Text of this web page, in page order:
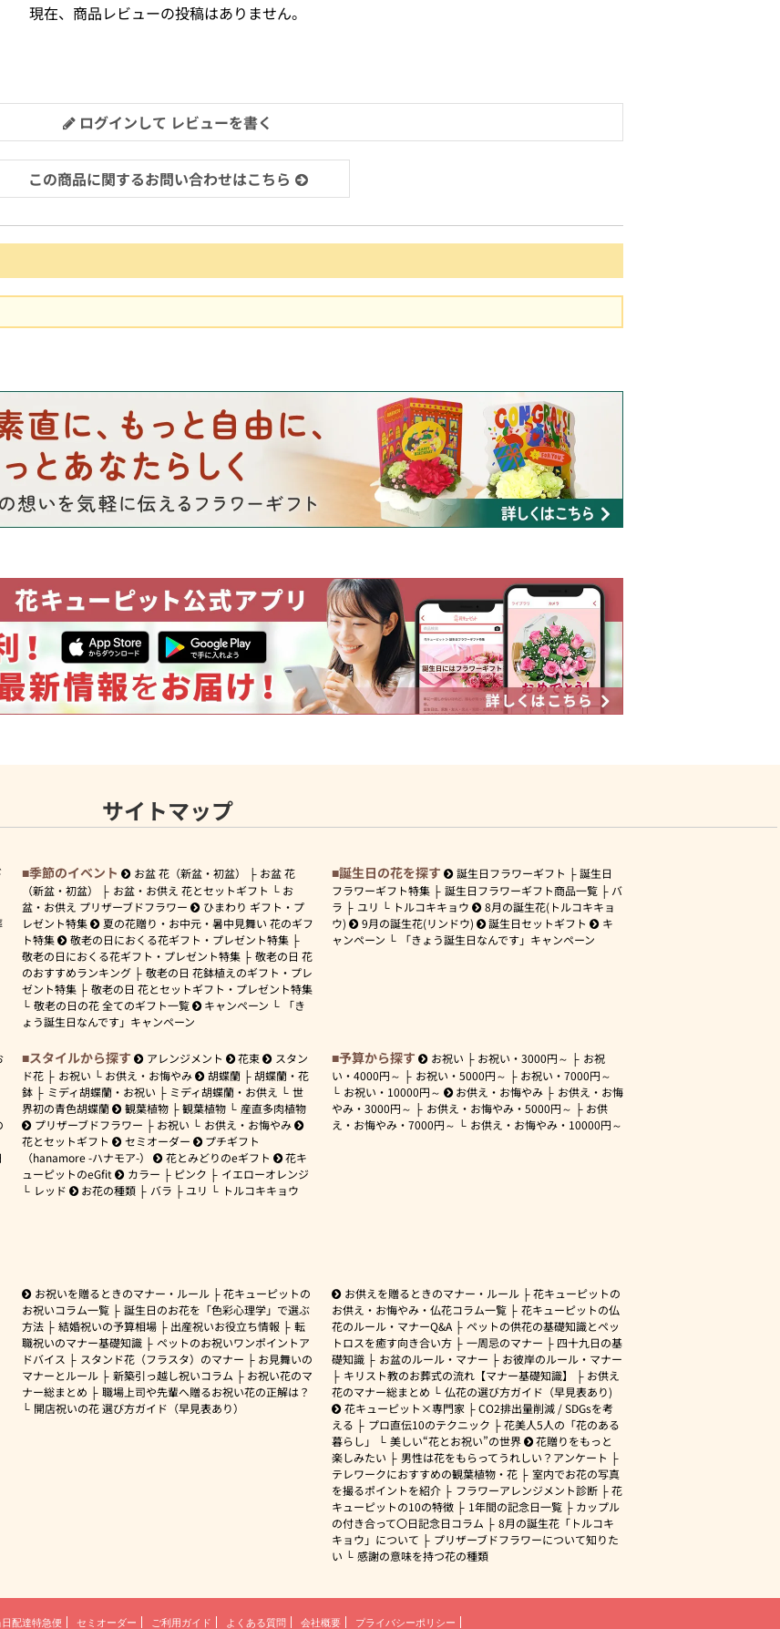
現在、商品レビューの投稿はありません。
ログインして レビューを書く
この商品に関するお問い合わせはこちら
サイトマップ
季節のイベント お盆 花（新盆・初盆）
お盆 花
（新盆・初盆）
お盆・お供え 花とセットギフト
お
盆・お供え プリザーブドフラワー
ひまわり ギフト・プ
レゼント特集
夏の花贈り・お中元・暑中見舞い 花のギフ
ト特集
敬老の日におくる花ギフト・プレゼント特集
敬老の日におくる花ギフト・プレゼント特集
敬老の日 花
のおすすめランキング
敬老の日 花鉢植えのギフト・プレ
ゼント特集
敬老の日 花とセットギフト・プレゼント特集
敬老の日の花 全てのギフト一覧
キャンペーン
「き
ょう誕生日なんです」キャンペーン
誕生日の花を探す 誕生日フラワーギフト
誕生日
フラワーギフト特集
誕生日フラワーギフト商品一覧
バ
ラ
ユリ トルコキキョウ
8月の誕生花(トルコキキョ
ウ)
9月の誕生花(リンドウ) 誕生日セットギフト
キ
ャンペーン
「きょう誕生日なんです」キャンペーン
スタイルから探す アレンジメント 花束
スタン
ド花
お祝い お供え・お悔やみ 胡蝶蘭
胡蝶蘭・花
鉢
ミディ胡蝶蘭・お祝い ミディ胡蝶蘭・お供え
世
界初の青色胡蝶蘭
観葉植物 観葉植物
産直多肉植物
プリザーブドフラワー
お祝い
お供え・お悔やみ
花とセットギフト
セミオーダー
プチギフト
（hanamore -ハナモア-）
花とみどりのeギフト
花キ
ューピットのeGfit
カラー ピンク
イエローオレンジ
レッド
お花の種類 バラ ユリ トルコキキョウ
予算から探す お祝い お祝い・3000円～
お祝
い・ 4000円～ お祝い・ 5000円～ お祝い・7000円～
お祝い・ 10000円～ お供え・お悔やみ
お供え・お悔
やみ・ 3000円～ お供え・お悔やみ・ 5000円～
お供
え・お悔やみ・ 7000円～ お供え・お悔やみ・ 10000円～
お祝いを贈るときのマナー・ルール
花キューピットの
お祝いコラム一覧
誕生日のお花を「色彩心理学」で選ぶ
方法
結婚祝いの予算相場 出産祝いお役立ち情報
転
職祝いのマナー基礎知識
ペットのお祝いワンポイントア
ドバイス
スタンド花（フラスタ）のマナー
お見舞いの
マナーとルール
新築引っ越し祝いコラム
お祝い花のマ
ナー総まとめ
職場上司や先輩へ贈るお祝い花の正解は？
開店祝いの花 選び方ガイド（早見表あり）
お供えを贈るときのマナー・ルール
花キューピットの
お供え・お悔やみ・仏花コラム一覧
花キューピットの仏
花のルール・マナーQ&A
ペットの供花の基礎知識とペッ
トロスを癒す向き合い方
一周忌のマナー
四十九日の基
礎知識
お盆のルール・マナー
お彼岸のルール・マナー
キリスト教のお葬式の流れ【マナー基礎知識】
お供え
花のマナー総まとめ
仏花の選び方ガイド（早見表あり)
花キューピット×専門家
CO2排出量削減 / SDGsを考
える
プロ直伝10のテクニック
花美人5人の「花のある
暮らし」
美しい“花とお祝い”の世界
花贈りをもっと
楽しみたい
男性は花をもらってうれしい？アンケート
テレワークにおすすめの観葉植物・花
室内でお花の写真
を撮るポイントを紹介
フラワーアレンジメント診断
花
キューピットの10の特徴
1年間の記念日一覧
カップル
の付き合って〇日記念日コラム
8月の誕生花「トルコキ
キョウ」について
プリザーブドフラワーについて知りた
い
感謝の意味を持つ花の種類
日配達特急便 セミオーダー ご利用ガイド よくある質問 会社概要 プライバシーポリシー